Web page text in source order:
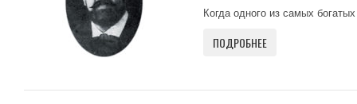
Когда одного из самых
ПОДРОБНЕЕ